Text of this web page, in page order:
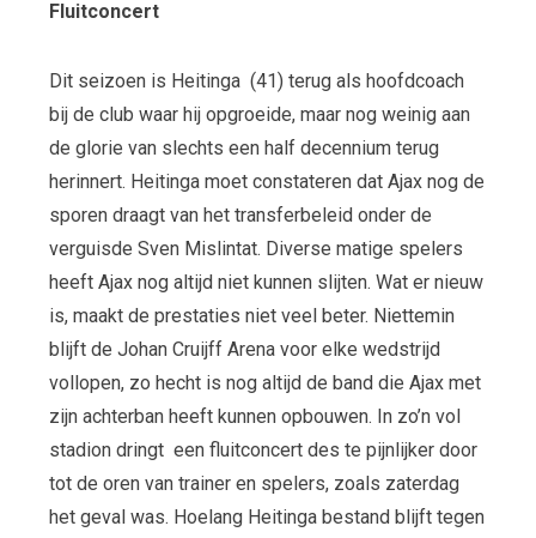
Fluitconcert
Dit seizoen is Heitinga (41) terug als hoofdcoach
bij de club waar hij opgroeide, maar nog weinig aan
de glorie van slechts een half decennium terug
herinnert. Heitinga moet constateren dat Ajax nog de
sporen draagt van het transferbeleid onder de
verguisde Sven Mislintat. Diverse matige spelers
heeft Ajax nog altijd niet kunnen slijten. Wat er nieuw
is, maakt de prestaties niet veel beter. Niettemin
blijft de Johan Cruijff Arena voor elke wedstrijd
vollopen, zo hecht is nog altijd de band die Ajax met
zijn achterban heeft kunnen opbouwen. In zo’n vol
stadion dringt een fluitconcert des te pijnlijker door
tot de oren van trainer en spelers, zoals zaterdag
het geval was. Hoelang Heitinga bestand blijft tegen